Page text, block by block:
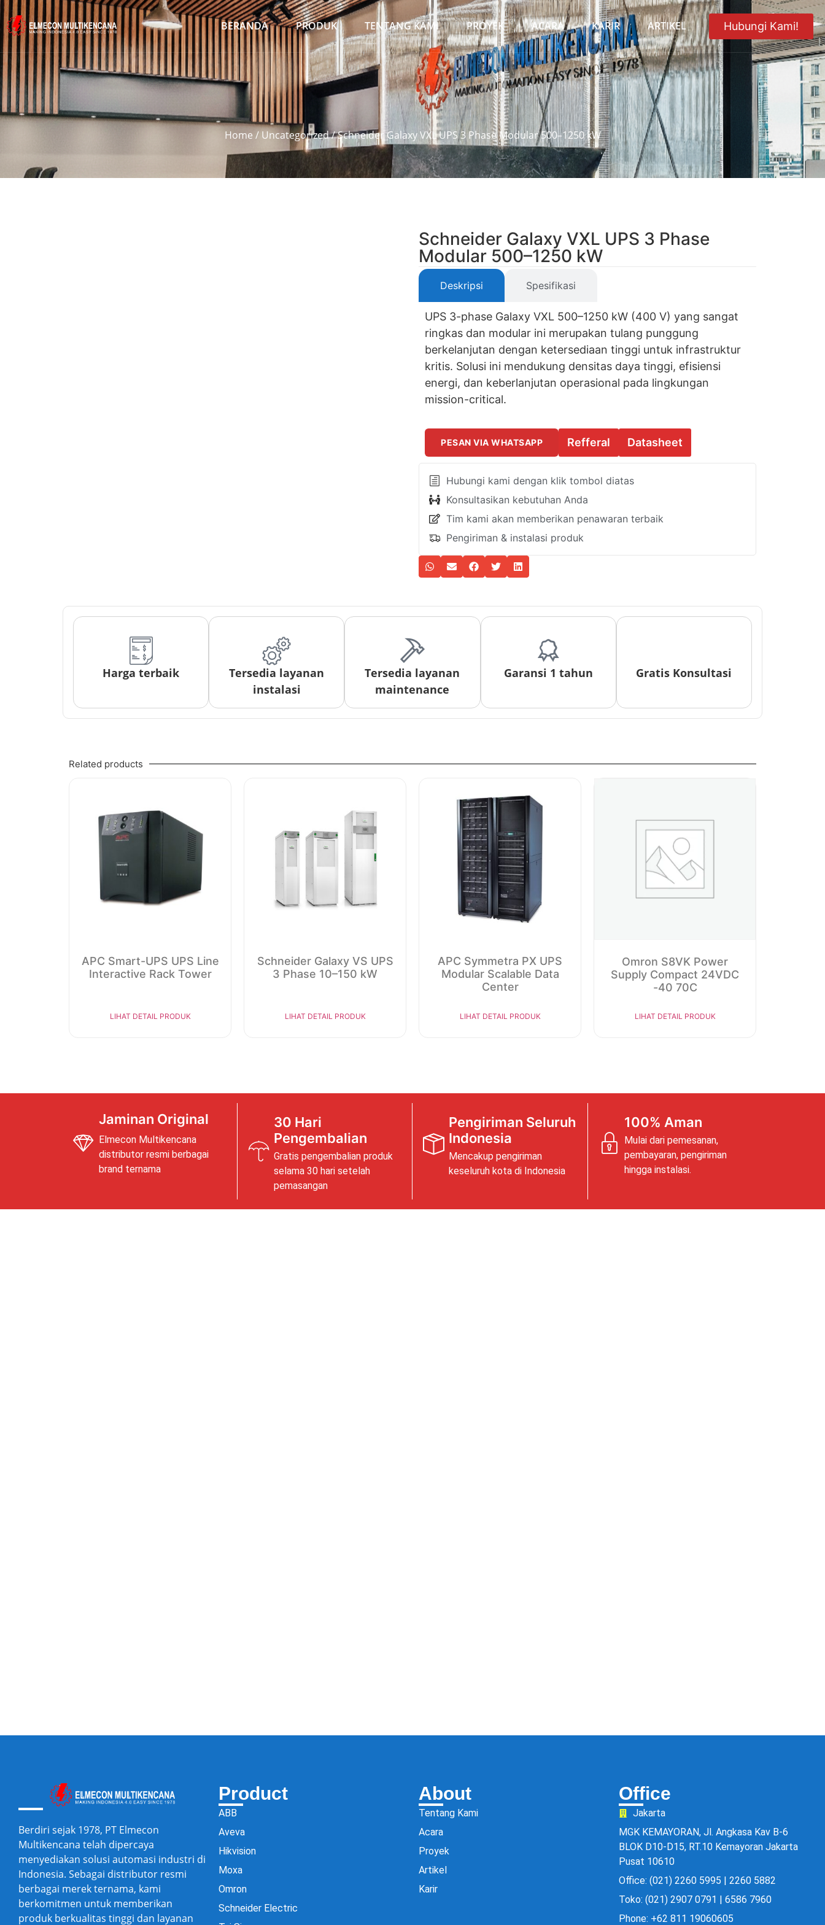
BERANDA PRODUK TENTANG KAMI PROYEK ACARA KARIR ARTIKEL Hubungi Kami!
Home/ Uncategorized/ Schneider Galaxy VXL UPS 3 Phase Modular 500–1250 kW
Schneider Galaxy VXL UPS 3 Phase
Modular 500–1250 kW
Deskripsi Spesifikasi
UPS 3-phase Galaxy VXL 500–1250 kW (400 V) yang sangat
ringkas dan modular ini merupakan tulang punggung
berkelanjutan dengan ketersediaan tinggi untuk infrastruktur
kritis. Solusi ini mendukung densitas daya tinggi, efisiensi
energi, dan keberlanjutan operasional pada lingkungan
mission-critical.
PESAN VIA WHATSAPP Refferal Datasheet
Hubungi kami dengan klik tombol diatas
Konsultasikan kebutuhan Anda
Tim kami akan memberikan penawaran terbaik
Pengiriman & instalasi produk
Harga terbaik
Tersedia layanan
instalasi
Tersedia layanan
maintenance
Garansi 1 tahun Gratis Konsultasi
Related products
APC Smart-UPS UPS Line
Interactive Rack Tower
LIHAT DETAIL PRODUK
Schneider Galaxy VS UPS
3 Phase 10–150 kW
LIHAT DETAIL PRODUK
APC Symmetra PX UPS
Modular Scalable Data
Center
LIHAT DETAIL PRODUK
Omron S8VK Power
Supply Compact 24VDC
-40 70C
LIHAT DETAIL PRODUK
Jaminan Original
Elmecon Multikencana
distributor resmi berbagai
brand ternama
30 Hari
Pengembalian
Gratis pengembalian produk
selama 30 hari setelah
pemasangan
Pengiriman Seluruh
Indonesia
Mencakup pengiriman
keseluruh kota di Indonesia
100% Aman
Mulai dari pemesanan,
pembayaran, pengiriman
hingga instalasi.
Berdiri sejak 1978, PT Elmecon
Multikencana telah dipercaya
menyediakan solusi automasi industri di
Indonesia. Sebagai distributor resmi
berbagai merek ternama, kami
berkomitmen untuk memberikan
produk berkualitas tinggi dan layanan
Product
ABB
Aveva
Hikvision
Moxa
Omron
Schneider Electric
About
Tentang Kami
Acara
Proyek
Artikel
Karir
Office
Jakarta
MGK KEMAYORAN, Jl. Angkasa Kav B-6
BLOK D10-D15, RT.10 Kemayoran Jakarta
Pusat 10610
Office: (021) 2260 5995 | 2260 5882
Toko: (021) 2907 0791 | 6586 7960
Phone: +62 811 19060605